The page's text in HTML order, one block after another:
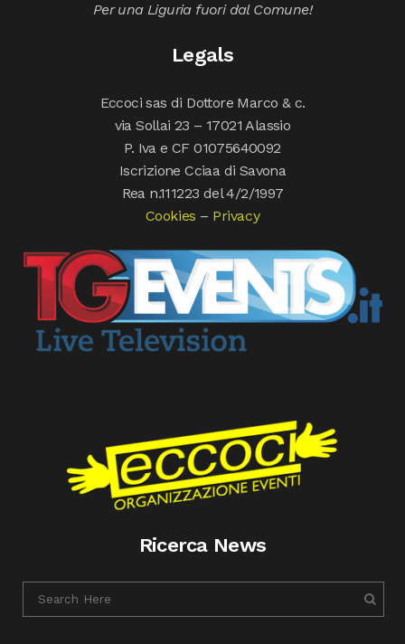
Per una Liguria fuori dal Comune!
Legals
Eccoci sas di Dottore Marco & c.
via Sollai 23 – 17021 Alassio
P. Iva e CF 01075640092
Iscrizione Cciaa di Savona
Rea n.111223 del 4/2/1997
Cookies – Privacy
Ricerca News